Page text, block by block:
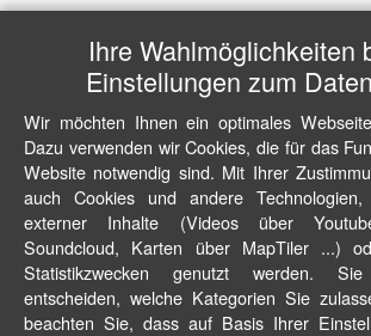
Ihre Wahlmöglichkeiten
Einstellungen zum
Wir möchten Ihnen ein optimales
Dazu verwenden wir Cookies, die für das
Website notwendig sind. Mit Ihrer
auch Cookies und andere
externer Inhalte (Videos über
Soundcloud, Karten über MapTiler ...)
Statistikzwecken genutzt werden.
entscheiden, welche Kategorien Sie
beachten Sie, dass auf Basis Ihrer